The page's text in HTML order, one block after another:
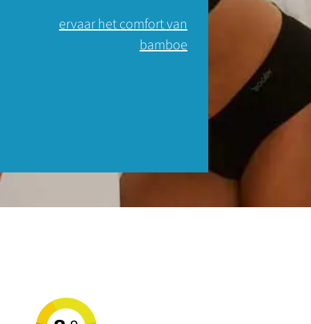
ervaar het comfort van
bamboe